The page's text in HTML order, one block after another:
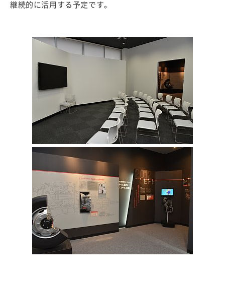
継続的に活用する予定です。